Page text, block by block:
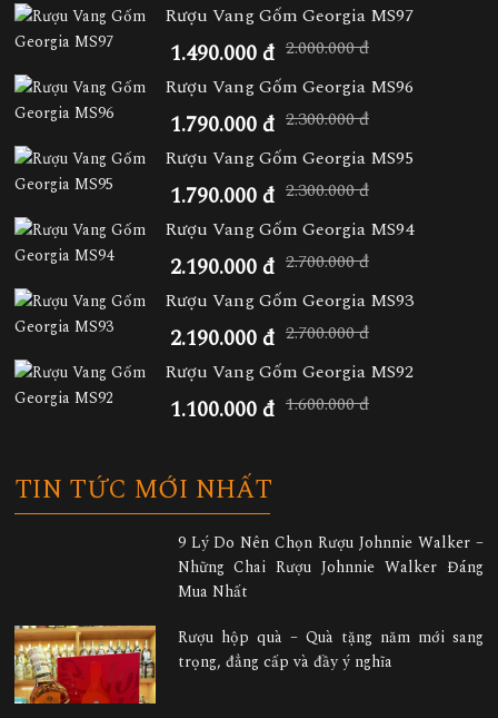
Rượu Vang Gốm Georgia MS97
1.490.000 đ 2.000.000 đ
Rượu Vang Gốm Georgia MS96
1.790.000 đ 2.300.000 đ
Rượu Vang Gốm Georgia MS95
1.790.000 đ 2.300.000 đ
Rượu Vang Gốm Georgia MS94
2.190.000 đ 2.700.000 đ
Rượu Vang Gốm Georgia MS93
2.190.000 đ 2.700.000 đ
Rượu Vang Gốm Georgia MS92
1.100.000 đ 1.600.000 đ
TIN TỨC MỚI NHẤT
9 Lý Do Nên Chọn Rượu Johnnie Walker –
Những Chai Rượu Johnnie Walker Đáng
Mua Nhất
Rượu hộp quà – Quà tặng năm mới sang
trọng, đẳng cấp và đầy ý nghĩa